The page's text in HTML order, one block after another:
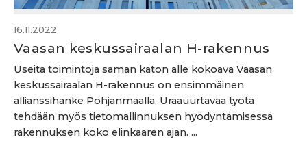
16.11.2022
Vaasan keskussairaalan H-rakennus
Useita toimintoja saman katon alle kokoava Vaasan
keskussairaalan H-rakennus on ensimmäinen
allianssihanke Pohjanmaalla. Uraauurtavaa työtä
tehdään myös tietomallinnuksen hyödyntämisessä
rakennuksen koko elinkaaren ajan. ...